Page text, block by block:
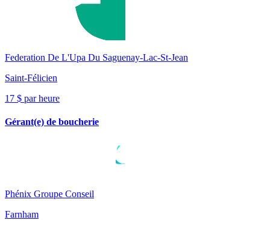
Federation De L'Upa Du Saguenay-Lac-St-Jean
Saint-Félicien
17 $ par heure
Gérant(e) de boucherie
Phénix Groupe Conseil
Farnham